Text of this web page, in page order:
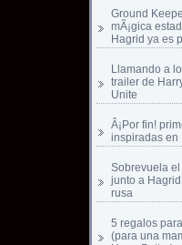
Ground
mÃ¡gica
Hagrid ya es
Llamando a
trailer de
Unite
Â¡Por fin!
inspiradas en
Sobrevuela
junto a
rusa
5 regalos
(para una